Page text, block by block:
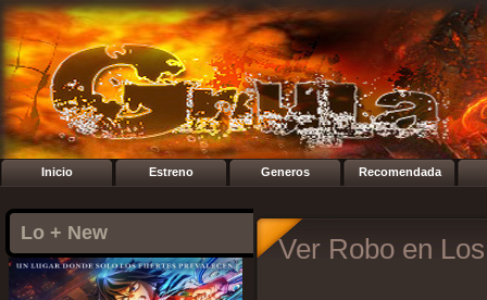
Inicio Estreno Generos Recomendada
Lo + New Ver Robo en